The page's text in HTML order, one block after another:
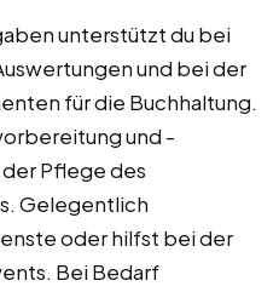
unterstützt du bei
und bei der
für die Buchhaltung.
und -
Pflege des
Gelegentlich
oder hilfst bei der
Bei Bedarf